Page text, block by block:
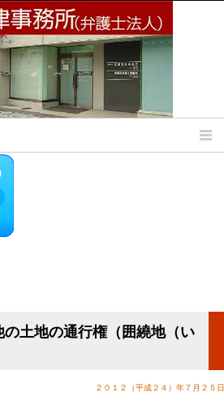
土地の通行権（囲繞地（い
２０１２（平成２４）年７月２５日